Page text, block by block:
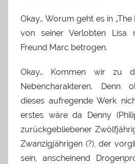
Okay… Worum geht es in
von seiner Verlobten Lisa
Freund Marc betrogen.
Okay… Kommen wir zu
Nebencharakteren. Denn
dieses aufregende Werk
erstes wäre da Denny
zurückgebliebener
Zwanzigjährigen (?), der
sein, anscheinend